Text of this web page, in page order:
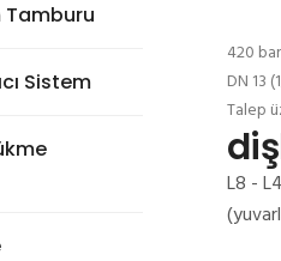
420
DN 13
Talep
L8 -
Tamburu
Sistem